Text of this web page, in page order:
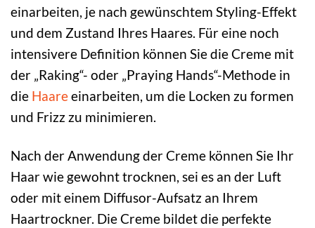
einarbeiten, je nach gewünschtem Styling-Effekt
und dem Zustand Ihres Haares. Für eine noch
intensivere Definition können Sie die Creme mit
der „Raking“- oder „Praying Hands“-Methode in
die Haareeinarbeiten, um die Locken zu formen
und Frizz zu minimieren.
Nach der Anwendung der Creme können Sie Ihr
Haar wie gewohnt trocknen, sei es an der Luft
oder mit einem Diffusor-Aufsatz an Ihrem
Haartrockner. Die Creme bildet die perfekte